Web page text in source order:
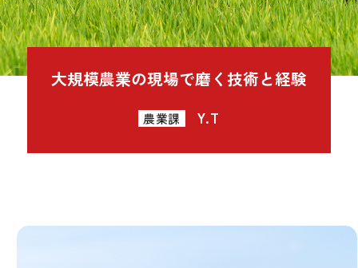
大規模農業の現場で磨く技術と経験
農業課 Y.T